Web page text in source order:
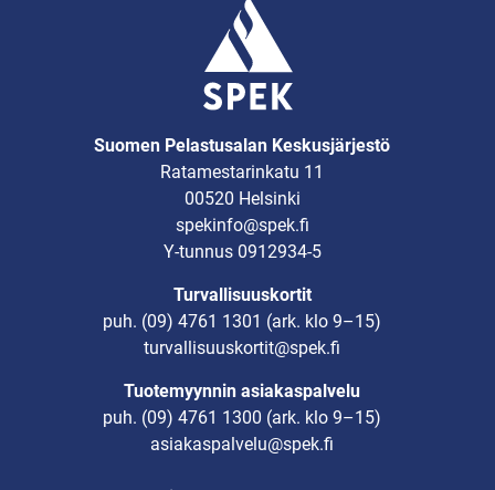
Suomen Pelastusalan Keskusjärjestö
Ratamestarinkatu 11
00520 Helsinki
spekinfo@spek.fi
Y-tunnus 0912934-5
Turvallisuuskortit
puh. (09) 4761 1301 (ark. klo 9–15)
turvallisuuskortit@spek.fi
Tuotemyynnin asiakaspalvelu
puh. (09) 4761 1300 (ark. klo 9–15)
asiakaspalvelu@spek.fi